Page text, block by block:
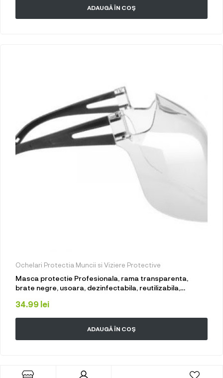
ADAUGĂ ÎN COȘ
Ochelari Protectia Muncii si Viziere Protective
Masca protectie Profesionala, rama transparenta,
brate negre, usoara, dezinfectabila, reutilizabila,
34.99 lei
ADAUGĂ ÎN COȘ